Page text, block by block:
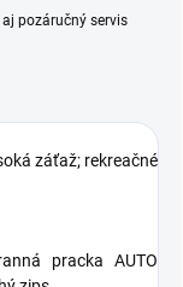
pozáručný servis
záťaž; rekreačné
pracka AUTO